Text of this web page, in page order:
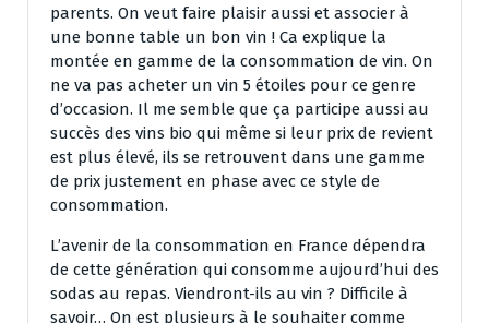
parents. On veut faire plaisir aussi et associer à
une bonne table un bon vin ! Ca explique la
montée en gamme de la consommation de vin. On
ne va pas acheter un vin 5 étoiles pour ce genre
d’occasion. Il me semble que ça participe aussi au
succès des vins bio qui même si leur prix de revient
est plus élevé, ils se retrouvent dans une gamme
de prix justement en phase avec ce style de
consommation.
L’avenir de la consommation en France dépendra
de cette génération qui consomme aujourd’hui des
sodas au repas. Viendront-ils au vin ? Difficile à
savoir… On est plusieurs à le souhaiter comme